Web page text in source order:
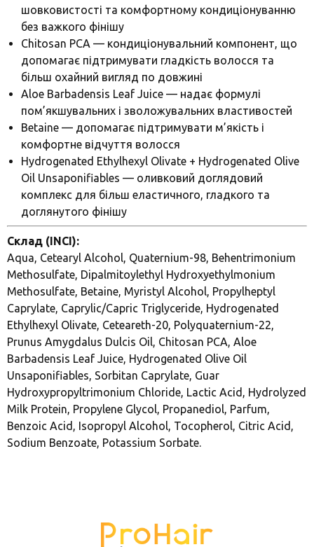
шовковистості та комфортному кондиціонуванню
без важкого фінішу
Chitosan PCA — кондиціонувальний компонент, що
допомагає підтримувати гладкість волосся та
більш охайний вигляд по довжині
Aloe Barbadensis Leaf Juice — надає формулі
пом’якшувальних і зволожувальних властивостей
Betaine — допомагає підтримувати м’якість і
комфортне відчуття волосся
Hydrogenated Ethylhexyl Olivate + Hydrogenated Olive
Oil Unsaponifiables — оливковий доглядовий
комплекс для більш еластичного, гладкого та
доглянутого фінішу
Склад (INCI):
Aqua, Cetearyl Alcohol, Quaternium-98, Behentrimonium
Methosulfate, Dipalmitoylethyl Hydroxyethylmonium
Methosulfate, Betaine, Myristyl Alcohol, Propylheptyl
Caprylate, Caprylic/Capric Triglyceride, Hydrogenated
Ethylhexyl Olivate, Ceteareth-20, Polyquaternium-22,
Prunus Amygdalus Dulcis Oil, Chitosan PCA, Aloe
Barbadensis Leaf Juice, Hydrogenated Olive Oil
Unsaponifiables, Sorbitan Caprylate, Guar
Hydroxypropyltrimonium Chloride, Lactic Acid, Hydrolyzed
Milk Protein, Propylene Glycol, Propanediol, Parfum,
Benzoic Acid, Isopropyl Alcohol, Tocopherol, Citric Acid,
Sodium Benzoate, Potassium Sorbate.